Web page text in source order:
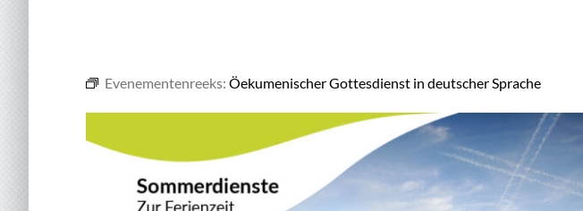
Evenementenreeks: Öekumenischer Gottesdienst in deutscher Sprache